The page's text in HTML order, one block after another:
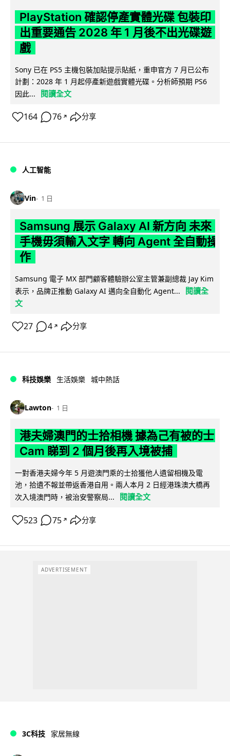
PlayStation 確認停產實體光碟 包裝印
出重要通告 2028 年 1 月後不出光碟遊
戲
Sony 已在 PS5 主機包裝加貼提示貼紙，重申官方 7 月已公布
計劃：2028 年 1 月起停產新遊戲實體光碟。分析師預期 PS6
因此...
閱讀全文
164 76 ↗ 分享
人工智能
Vin 1 日
Samsung 展示 Galaxy AI 新方向 未來
手機毋須輸入文字 轉向 Agent 全自動操
作
Samsung 電子 MX 部門顧客體驗辦公室主管兼副總裁 Jay Kim
表示，品牌正推動 Galaxy AI 邁向全自動化 Agent...
閱讀全
文
27 4 ↗ 分享
科技娛樂 生活娛樂 城中熱話
Lawton 1 日
港夫婦澳門的士拾相機 據為己有被的士
Cam 睇到 2 個月後再入境被捕
一對香港夫婦今年 5 月遊澳門乘的士拾獲他人遺留相機及電
池，拾遺不報並帶返香港自用。兩人本月 2 日經港珠澳大橋再
次入境澳門時，被治安警察局...
閱讀全文
523 75 ↗ 分享
ADVERTISEMENT
3C科技 家居無線